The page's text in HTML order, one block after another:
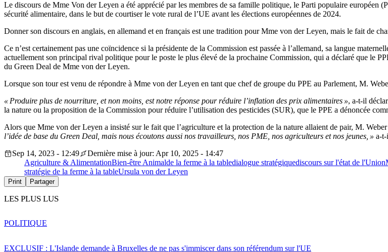
Le discours de Mme Von der Leyen a été apprécié par les membres de sa famille politique, le Parti populaire européen
sécurité alimentaire, dans le but de courtiser le vote rural de l’UE avant les élections européennes de 2024.
Donner son discours en anglais, en allemand et en français est une tradition pour Mme von der Leyen, mais le fait de
Ce n’est certainement pas une coïncidence si la présidente de la Commission est passée à l’allemand, sa langue
actuellement son principal rival politique pour le poste le plus élevé de la prochaine Commission, qui a déclaré que le
du Green Deal de Mme von der Leyen.
Lorsque son tour est venu de répondre à Mme von der Leyen en tant que chef de groupe du PPE au Parlement, M.
« Produire plus de nourriture, et non moins, est notre réponse pour réduire l’inflation des prix alimentaires », a-t-il
la nature ou la proposition de la Commission pour réduire l’utilisation des pesticides (SUR), que le PPE a dénoncée
Alors que Mme von der Leyen a insisté sur le fait que l’agriculture et la protection de la nature allaient de pair, M.
l’idée de base du Green Deal, mais nous écoutons aussi nos travailleurs, nos PME, nos agriculteurs et nos jeunes, » a-
Sep 14, 2023 - 12:49
Dernière mise à jour: Apr 10, 2025 - 14:47
Agriculture & AlimentationBien-être Animalde la ferme à la tabledialogue stratégiquediscours sur l'état de l'Union
stratégie de la ferme à la tableUrsula von der Leyen
Print Partager
LES PLUS LUS
EXCLUSIF : L'Islande demande à Bruxelles de ne pas s'immiscer dans son référendum sur l'UE
POLITIQUE